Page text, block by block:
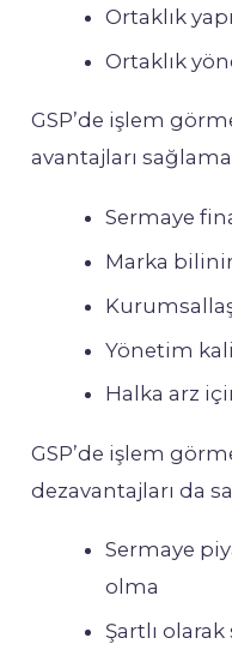
Ortaklık
Ortaklık
GSP’de işlem
avantajları
Sermaye
Marka
Yönetim
Halka arz
GSP’de işlem
dezavantajları da
Sermaye
olma
Şartlı